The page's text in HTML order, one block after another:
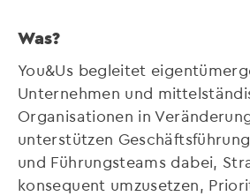
Was?
You&Us begleitet
Unternehmen und
Organisationen in
unterstützen
und Führungsteams dabei,
konsequent umzusetzen,